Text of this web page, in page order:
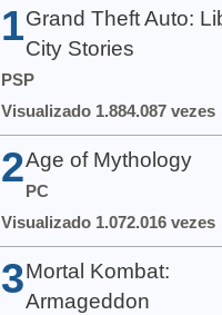
1 Grand Theft Auto:
City Stories
PSP
Visualizado 1.884.087 vezes
2Age of Mythology
PC
Visualizado 1.072.016 vezes
3 Mortal Kombat:
Armageddon